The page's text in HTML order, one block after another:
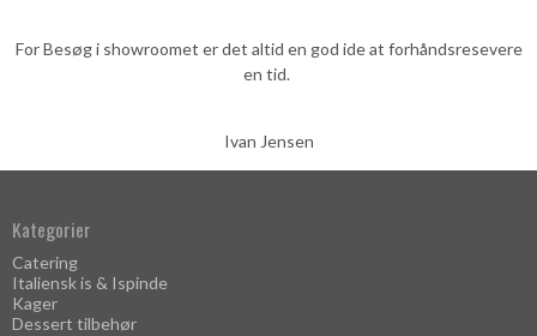
For Besøg i showroomet er det altid en god ide at forhåndsresevere
en tid.
Ivan Jensen
Kategorier
Catering
Italiensk is & Ispinde
Kager
Dessert tilbehør